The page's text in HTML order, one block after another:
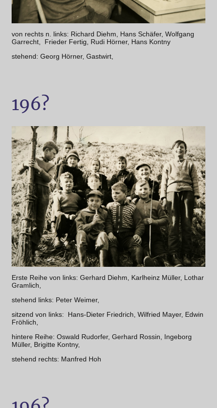
von rechts n. links: Richard Diehm, Hans Schäfer, Wolfgang
Garrecht, Frieder Fertig, Rudi Hörner, Hans Kontny
stehend: Georg Hörner, Gastwirt,
196?
Erste Reihe von links: Gerhard Diehm, Karlheinz Müller, Lothar
Gramlich,
stehend links: Peter Weimer,
sitzend von links: Hans-Dieter Friedrich, Wilfried Mayer, Edwin
Fröhlich,
hintere Reihe: Oswald Rudorfer, Gerhard Rossin, Ingeborg
Müller, Brigitte Kontny,
stehend rechts: Manfred Hoh